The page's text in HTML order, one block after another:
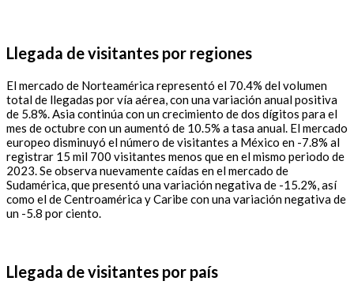
Llegada de visitantes por regiones
El mercado de Norteamérica representó el 70.4% del volumen
total de llegadas por vía aérea, con una variación anual positiva
de 5.8%. Asia continúa con un crecimiento de dos dígitos para el
mes de octubre con un aumentó de 10.5% a tasa anual. El mercado
europeo disminuyó el número de visitantes a México en -7.8% al
registrar 15 mil 700 visitantes menos que en el mismo periodo de
2023. Se observa nuevamente caídas en el mercado de
Sudamérica, que presentó una variación negativa de -15.2%, así
como el de Centroamérica y Caribe con una variación negativa de
un -5.8 por ciento.
Llegada de visitantes por país